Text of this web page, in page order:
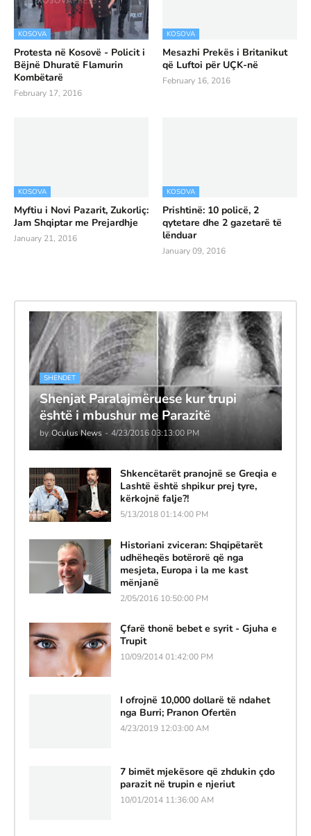
KOSOVA
Protesta në Kosovë - Policit i
Bëjnë Dhuratë Flamurin
Kombëtarë
February 17, 2016
KOSOVA
Mesazhi Prekës i Britanikut
që Luftoi për UÇK-në
February 16, 2016
KOSOVA
Myftiu i Novi Pazarit, Zukorliç:
Jam Shqiptar me Prejardhje
January 21, 2016
KOSOVA
Prishtinë: 10 policë, 2
qytetare dhe 2 gazetarë të
lënduar
January 09, 2016
SHENDET
Shenjat Paralajmëruese kur trupi
është i mbushur me Parazitë
by Oculus News - 4/23/2016 03:13:00 PM
Shkencëtarët pranojnë se Greqia e
Lashtë është shpikur prej tyre,
kërkojnë falje?!
5/13/2018 01:14:00 PM
Historiani zviceran: Shqipëtarët
udhëheqës botërorë që nga
mesjeta, Europa i la me kast
mënjanë
2/05/2016 10:50:00 PM
Çfarë thonë bebet e syrit - Gjuha e
Trupit
10/09/2014 01:42:00 PM
I ofrojnë 10,000 dollarë të ndahet
nga Burri; Pranon Ofertën
4/23/2019 12:03:00 AM
7 bimët mjekësore që zhdukin çdo
parazit në trupin e njeriut
10/01/2014 11:36:00 AM